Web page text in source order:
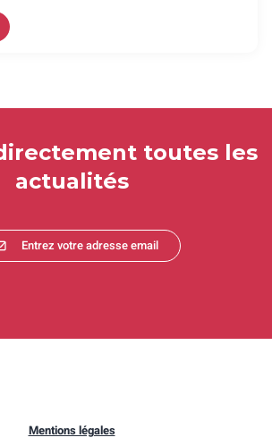
toutes les
actualités
Entrez votre adresse email
Mentions légales